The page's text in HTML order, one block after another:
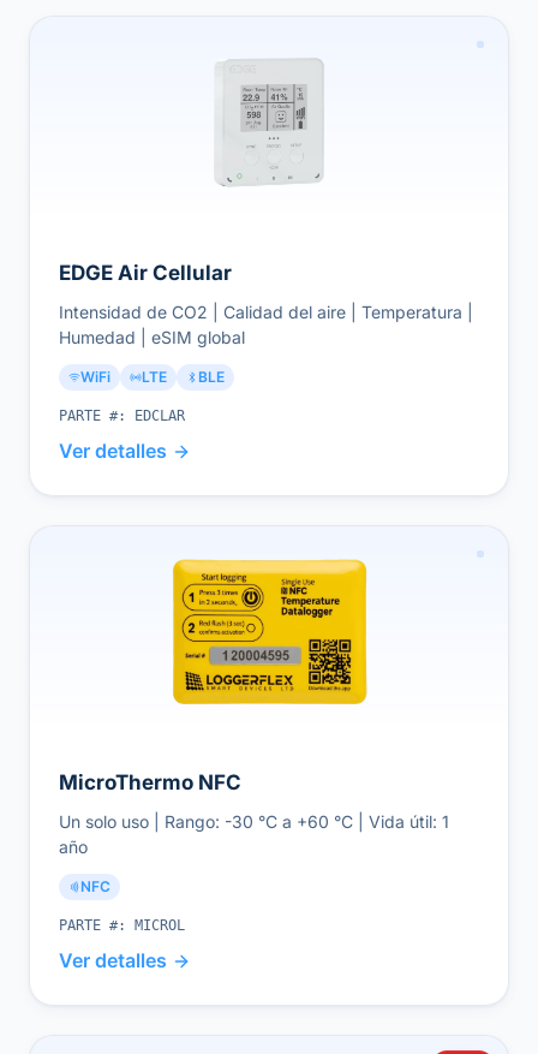
EDGE Air Cellular
Intensidad de CO2 | Calidad del aire | Temperatura |
Humedad | eSIM global
WiFi LTE BLE
PARTE #: EDCLAR
Ver detalles
MicroThermo NFC
Un solo uso | Rango: -30 °C a +60 °C | Vida útil: 1
año
NFC
PARTE #: MICROL
Ver detalles